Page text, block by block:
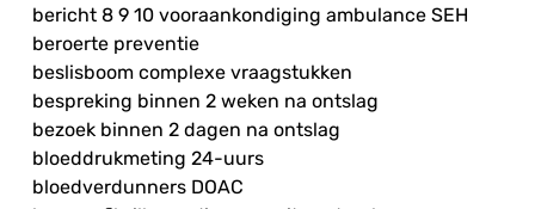
bericht 8 9 10 vooraankondiging ambulance SEH
beroerte preventie
beslisboom complexe vraagstukken
bespreking binnen 2 weken na ontslag
bezoek binnen 2 dagen na ontslag
bloeddrukmeting 24-uurs
bloedverdunners DOAC